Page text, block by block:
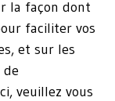
la façon dont
faciliter vos
et sur les
veuillez vous